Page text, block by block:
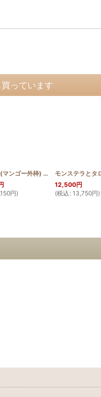
っています
[HQT100_HELI_HORC]
ンゴー外枠) [
円)
12,500円
(税込 : 13,750円)